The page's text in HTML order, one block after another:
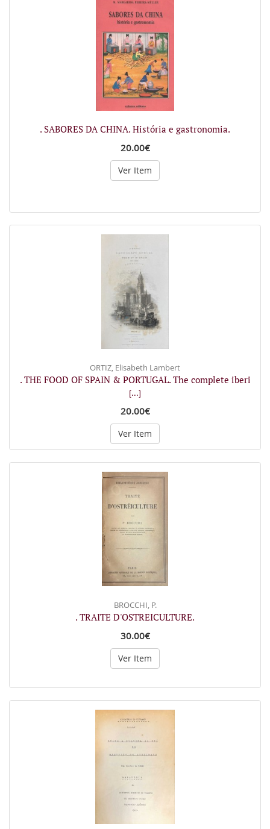
. SABORES DA CHINA. História e gastronomia.
20.00€
Ver Item
ORTIZ, Elisabeth Lambert
. THE FOOD OF SPAIN & PORTUGAL. The complete iberi
[...]
20.00€
Ver Item
BROCCHI, P.
. TRAITE D'OSTREICULTURE.
30.00€
Ver Item